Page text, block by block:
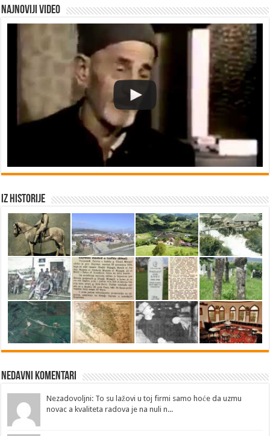
Najnoviji video
Iz historije
Nedavni Komentari
Nezadovoljni: To su lažovi u toj firmi samo hoće da uzmu
novac a kvaliteta radova je na nuli n...